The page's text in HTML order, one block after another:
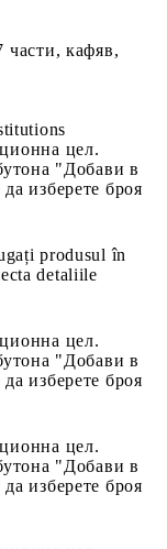
части, кафяв,
цел.
"Добави в
изберете броя
produsul în
detaliile
цел.
"Добави в
изберете броя
цел.
"Добави в
изберете броя